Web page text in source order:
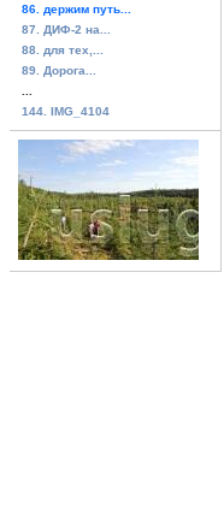
86. держим путь...
87. ДИФ-2 на...
88. для тех,...
89. Дорога...
144. IMG_4104